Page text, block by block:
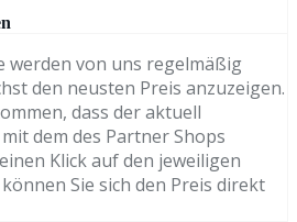
werden von uns regelmäßig
den neusten Preis anzuzeigen.
dass der aktuell
dem des Partner Shops
Klick auf den jeweiligen
Sie sich den Preis direkt